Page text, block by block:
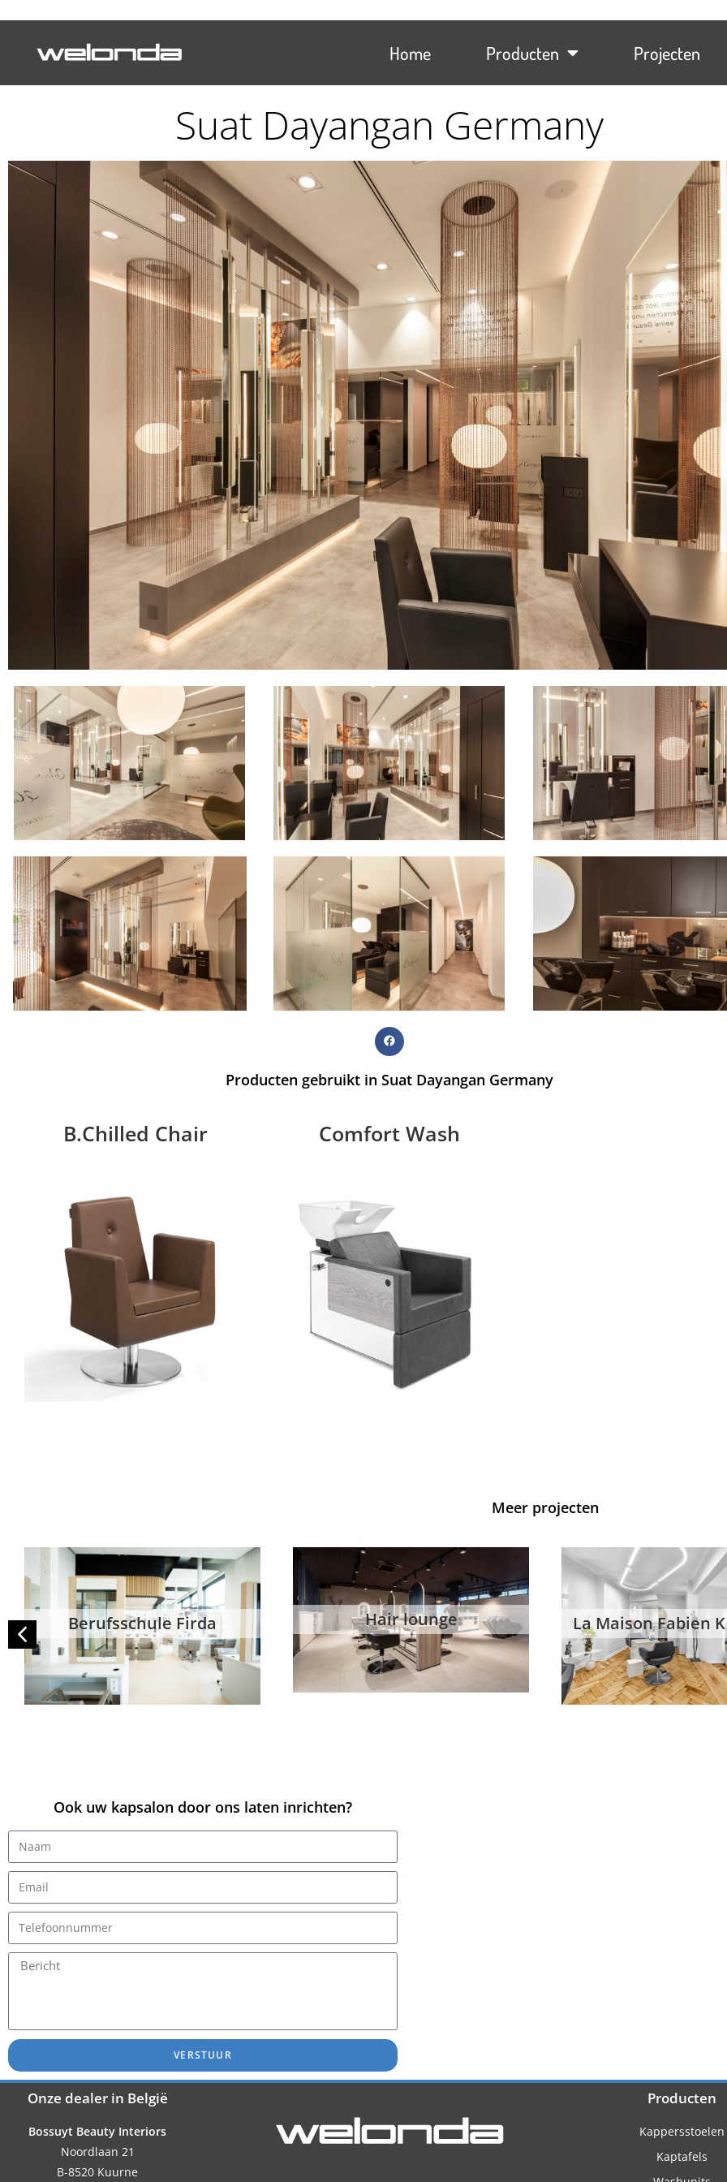
Home Producten Projecten
Suat Dayangan Germany
Producten gebruikt in Suat Dayangan Germany
B.Chilled Chair Comfort Wash
Meer projecten
Berufsschule Firda Hair lounge La Maison Fabien
Ook uw kapsalon door ons laten inrichten?
VERSTUUR
Onze dealer in België
Bossuyt Beauty Interiors
Noordlaan 21
B-8520 Kuurne
Producten
Kappersstoelen
Kaptafels